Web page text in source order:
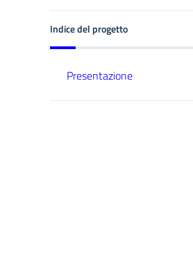
Indice del progetto
Presentazione